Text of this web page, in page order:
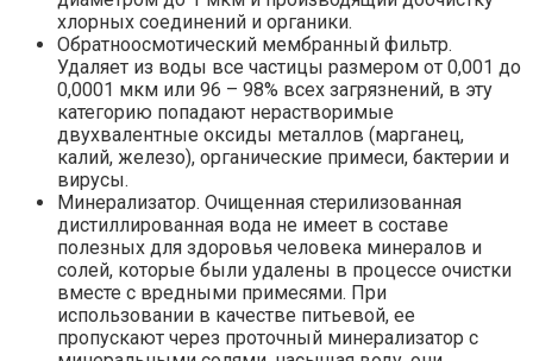
хлорных соединений и органики.
Обратноосмотический мембранный фильтр.
Удаляет из воды все частицы размером от 0,001 до
0,0001 мкм или 96 – 98% всех загрязнений, в эту
категорию попадают нерастворимые
двухвалентные оксиды металлов (марганец,
калий, железо), органические примеси, бактерии и
вирусы.
Минерализатор. Очищенная стерилизованная
дистиллированная вода не имеет в составе
полезных для здоровья человека минералов и
солей, которые были удалены в процессе очистки
вместе с вредными примесями. При
использовании в качестве питьевой, ее
пропускают через проточный минерализатор с